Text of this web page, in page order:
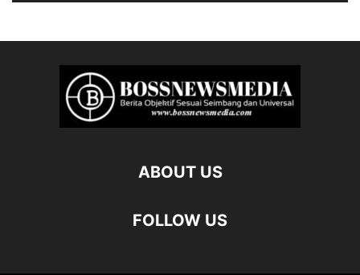
ABOUT US
FOLLOW US